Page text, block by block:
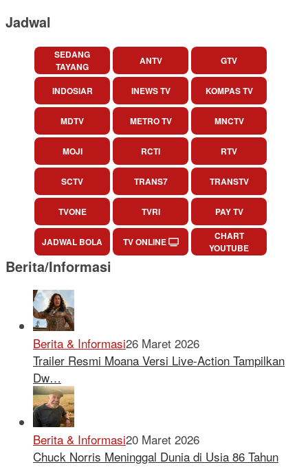
Jadwal
SEDANG
TAYANG
ANTV GTV
INDOSIAR INEWS TV KOMPAS TV
MDTV METRO TV MNCTV
MOJI RCTI RTV
SCTV TRANS7 TRANSTV
TVONE TVRI PAY TV
JADWAL BOLA TV ONLINE
CHART
YOUTUBE
Berita/Informasi
Berita & Informasi26 Maret 2026
Trailer Resmi Moana Versi Live-Action Tampilkan
Dw…
Berita & Informasi20 Maret 2026
Chuck Norris Meninggal Dunia di Usia 86 Tahun